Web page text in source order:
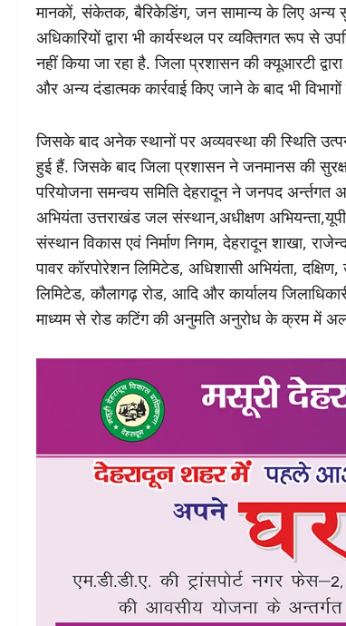
मानकों, संकेतक, बैरिकेडिंग, जन सामान्य के लिए अन्य
अधिकारियों द्वारा भी कार्यस्थल पर व्यक्तिगत रूप से
नहीं किया जा रहा है. जिला प्रशासन की क्यूआरटी
और अन्य दंडात्मक कार्रवाई किए जाने के बाद भी
जिसके बाद अनेक स्थानों पर अव्यवस्था की स्थिति
हुई हैं. जिसके बाद जिला प्रशासन ने जनमानस की
परियोजना समन्वय समिति देहरादून ने जनपद अर्न्तगत
अभियंता उत्तराखंड जल संस्थान,अधीक्षण
संस्थान विकास एवं निर्माण निगम, देहरादून शाखा,
पावर कॉरपोरेशन लिमिटेड, अधिशासी अभियंता,
लिमिटेड, कौलागढ़ रोड, आदि और कार्यालय
माध्यम से रोड कटिंग की अनुमति अनुरोध के क्रम में